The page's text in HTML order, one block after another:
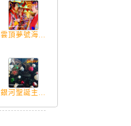
雲頂夢號海...
銀河聖誕主...